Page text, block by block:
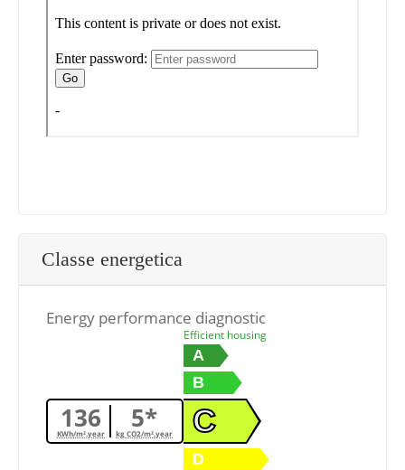
Classe energetica
Energy performance diagnostic
136
KWh/m².year 5*
kg CO2/m².year
Efficient housing
A
B
C
D